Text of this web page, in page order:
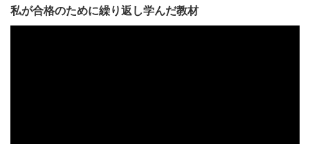
私が合格のために繰り返し学んだ教材